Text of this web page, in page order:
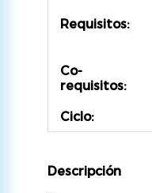
Requisitos:
Co-
requisitos:
Ciclo:
Descripción